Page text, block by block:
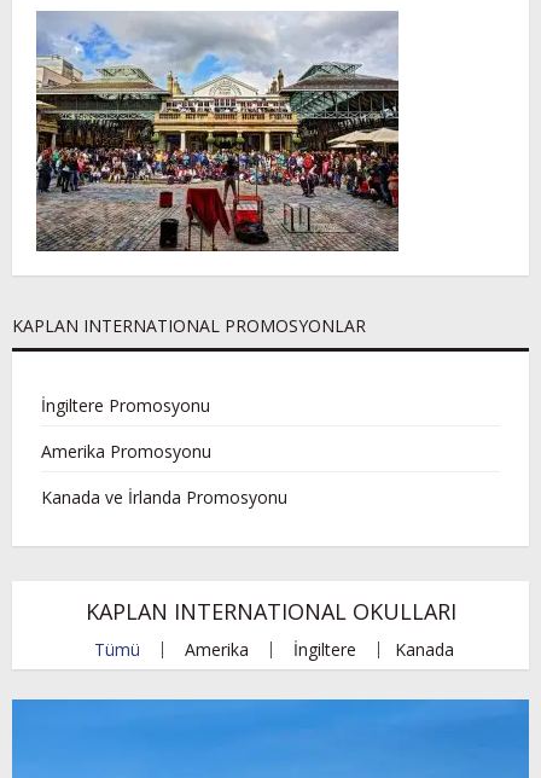
KAPLAN INTERNATIONAL PROMOSYONLAR
İngiltere Promosyonu
Amerika Promosyonu
Kanada ve İrlanda Promosyonu
KAPLAN INTERNATIONAL OKULLARI
Tümü Amerika İngiltere Kanada